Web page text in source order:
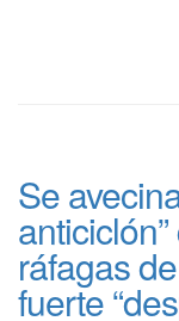
Se
ráfagas
fuerte